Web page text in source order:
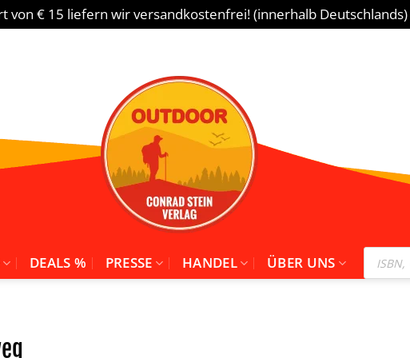
von € 15 liefern wir versandkostenfrei! (innerhalb Deutschlands)
DEALS % PRESSE HANDEL ÜBER UNS
Products
search